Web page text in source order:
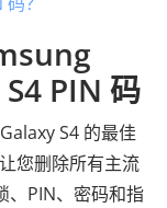
PIN 码
S4 的最佳
您删除所有主流
、PIN、密码和指